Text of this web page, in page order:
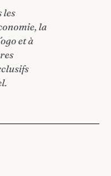
les
la
et à